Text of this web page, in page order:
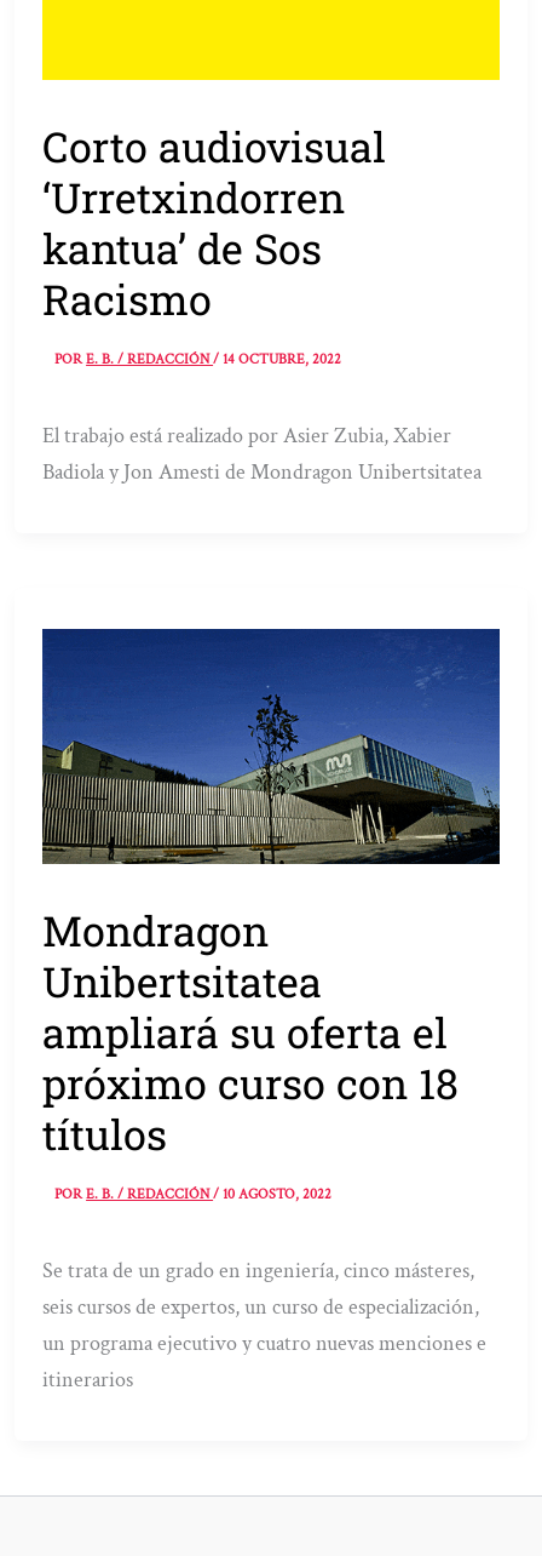
Corto audiovisual
‘Urretxindorren
kantua’ de Sos
Racismo
PORE. B. / REDACCIÓN/14 OCTUBRE, 2022
El trabajo está realizado por Asier Zubia, Xabier
Badiola y Jon Amesti de Mondragon Unibertsitatea
Mondragon
Unibertsitatea
ampliará su oferta el
próximo curso con 18
títulos
PORE. B. / REDACCIÓN/10 AGOSTO, 2022
Se trata de un grado en ingeniería, cinco másteres,
seis cursos de expertos, un curso de especialización,
un programa ejecutivo y cuatro nuevas menciones e
itinerarios